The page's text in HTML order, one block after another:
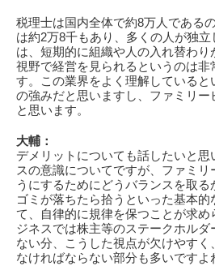
税理士は国内全体で約8万人である
は約2万8千もあり、多くの人が独
は、短期的に組織や人の入れ替わ
視野で経営を見られるというのは非
す。この業界をよく理解していると
の強みだと思いますし、ファミリー
と思います。
大輔：
デメリットについても話したいと
スの意識についてですが、ファミリ
うにするためにどうバランスを取る
ゴミが落ちたら拾うといった基本
て、自律的に規律を保つことが求
ジネスでは株主等のステークホル
ない分、こうした視点が欠けやす
なければならない部分も多いですよ